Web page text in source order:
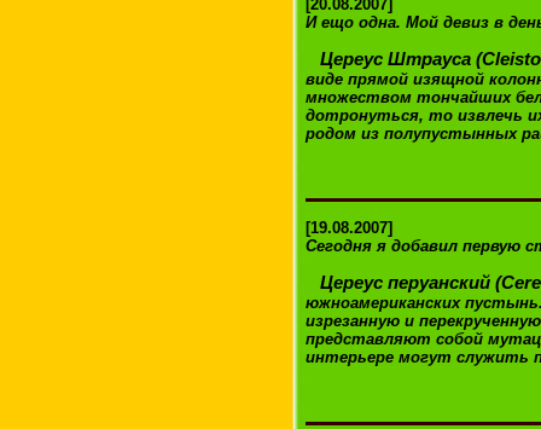
[20.08.2007]
И ещо одна. Мой девиз в
Цереус Штрауса
виде прямой изящной
множеством тончайших
дотронуться, то извлечь
родом из полупустынных
[19.08.2007]
Сегодня я добавил первую
Цереус перуанский
южноамериканских
изрезанную и
представляют собой
интерьере могут служить